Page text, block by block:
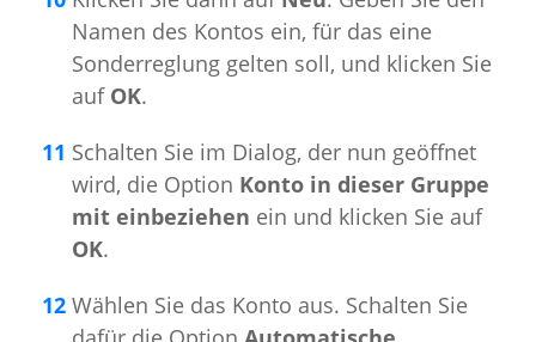
Namen des Kontos ein, für das eine
Sonderreglung gelten soll, und klicken Sie
auf OK.
Schalten Sie im Dialog, der nun geöffnet
wird, die Option Konto in dieser Gruppe
mit einbeziehen ein und klicken Sie auf
OK.
Wählen Sie das Konto aus. Schalten Sie